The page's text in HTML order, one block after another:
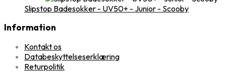
Slipstop Badesokker - UV50+ - Junior - Scooby
Information
Kontakt os
Databeskyttelseserklæring
Returpolitik